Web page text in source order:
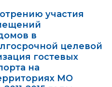
участия
в
целевой
гостевых
на
МО